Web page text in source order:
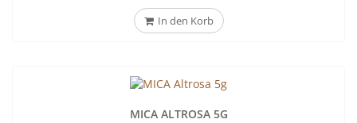
In den Korb
MICA ALTROSA 5G